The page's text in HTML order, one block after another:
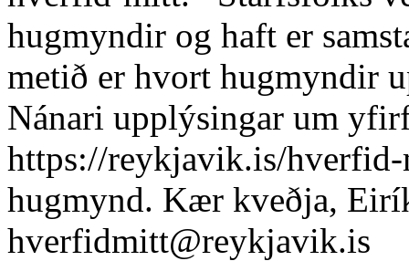
hugmyndir og haft er
metið er hvort hugmyndir
Nánari upplýsingar um
https://reykjavik.is/
hugmynd. Kær kveðja,
hverfidmitt@reykjavik.is